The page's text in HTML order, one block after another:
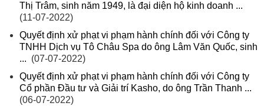
Thị Trâm, sinh năm 1949, là đại diện hộ kinh doanh ...
(11-07-2022)
Quyết định xử phạt vi phạm hành chính đối với Công ty
TNHH Dịch vụ Tô Châu Spa do ông Lâm Văn Quốc, sinh
... (07-07-2022)
Quyết định xử phạt vi phạm hành chính đối với Công ty
Cổ phần Đầu tư và Giải trí Kasho, do ông Trần Thanh ...
(06-07-2022)